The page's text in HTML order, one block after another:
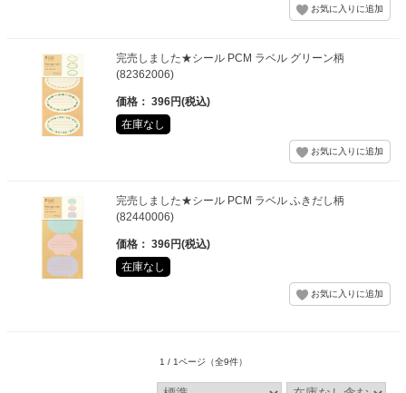
完売しました★シール PCM ラベル グリーン柄
(82362006)
価格： 396円(税込)
在庫なし
完売しました★シール PCM ラベル ふきだし柄
(82440006)
価格： 396円(税込)
在庫なし
1 / 1ページ （全9件）